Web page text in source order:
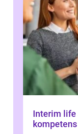
Interim life